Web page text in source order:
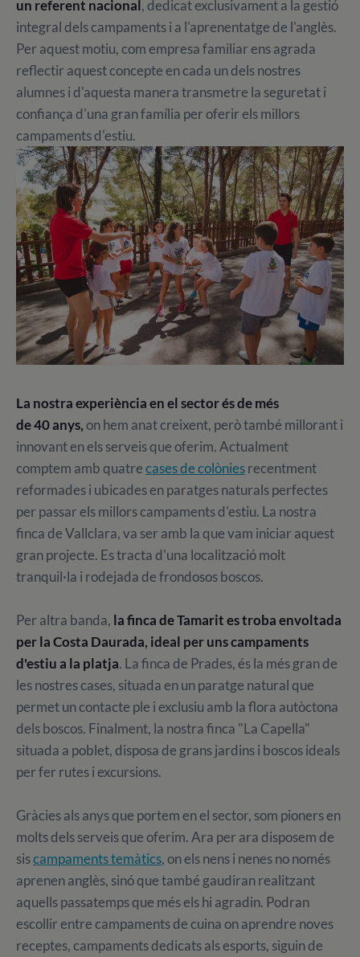
un referent nacional, dedicat exclusivament a la gestió
integral dels campaments i a l'aprenentatge de l'anglès.
Per aquest motiu, com empresa familiar ens agrada
reflectir aquest concepte en cada un dels nostres
alumnes i d'aquesta manera transmetre la seguretat i
confiança d'una gran família per oferir els millors
campaments d'estiu.
La nostra experiència en el sector és de més
de 40 anys,on hem anat creixent, però també millorant i
innovant en els serveis que oferim. Actualment
comptem amb quatrecases de colòniesrecentment
reformades i ubicades en paratges naturals perfectes
per passar els millors campaments d'estiu. La nostra
finca de Vallclara, va ser amb la que vam iniciar aquest
gran projecte. Es tracta d'una localització molt
tranquil·la i rodejada de frondosos boscos.
Per altra banda, la finca de Tamarit es troba envoltada
per la Costa Daurada, ideal per uns campaments
d'estiu a la platja. La finca de Prades, és la més gran de
les nostres cases, situada en un paratge natural que
permet un contacte ple i exclusiu amb la flora autòctona
dels boscos. Finalment, la nostra finca "La Capella"
situada a poblet, disposa de grans jardins i boscos ideals
per fer rutes i excursions.
Gràcies als anys que portem en el sector, som pioners en
molts dels serveis que oferim. Ara per ara disposem de
siscampaments temàtics, on els nens i nenes no només
aprenen anglès, sinó que també gaudiran realitzant
aquells passatemps que més els hi agradin. Podran
escollir entre campaments de cuina on aprendre noves
receptes, campaments dedicats als esports, siguin de